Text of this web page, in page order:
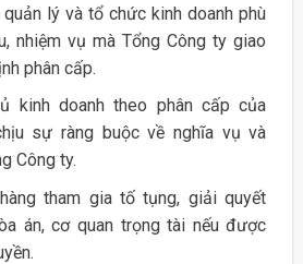
lý và tổ chức kinh doanh phù
nhiệm vụ mà Tổng Công ty giao
phân cấp.
kinh doanh theo phân cấp của
sự ràng buộc về nghĩa vụ và
Công ty.
tham gia tố tụng, giải quyết
án, cơ quan trọng tài nếu được